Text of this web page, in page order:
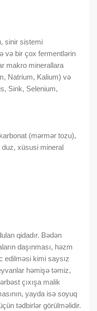
sinir sistemi
və bir çox fermentlərin
makro minerallara
Natrium, Kalium) və
Sink, Selenium,
(mərmər tozu),
xüsusi mineral
qidadır. Bədən
daşınması, həzm
edilməsi kimi saysız
həmişə təmiz,
çıxışa malik
yayda isə soyuq
tədbirlər görülməlidir.